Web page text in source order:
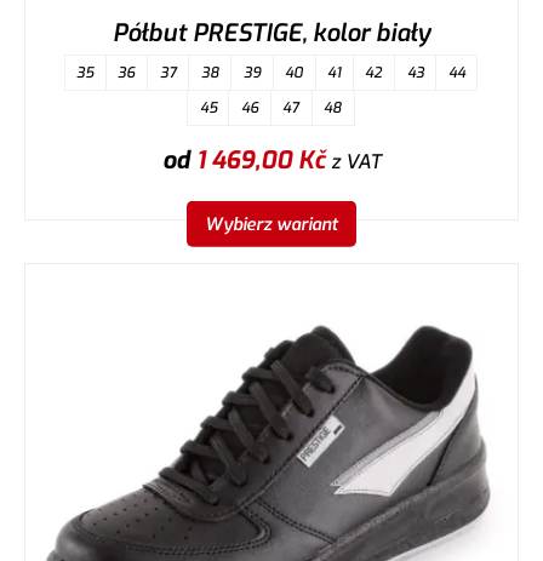
Półbut PRESTIGE, kolor biały
35 36 37 38 39 40 41 42 43
44
45
46 47 48
od 1 469,00Kčz VAT
Wybierz wariant